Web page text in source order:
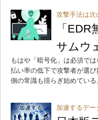
攻撃手法は次
「
サムウ
もはや「暗号化」は必須で
払い率の低下で攻撃者が選
側の常識も揺らぎ始めている
加速するデー